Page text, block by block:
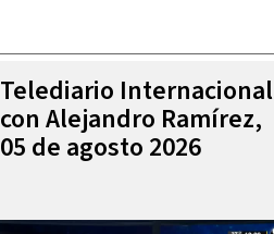
Telediario Internacional
con Alejandro Ramírez,
05 de agosto 2026